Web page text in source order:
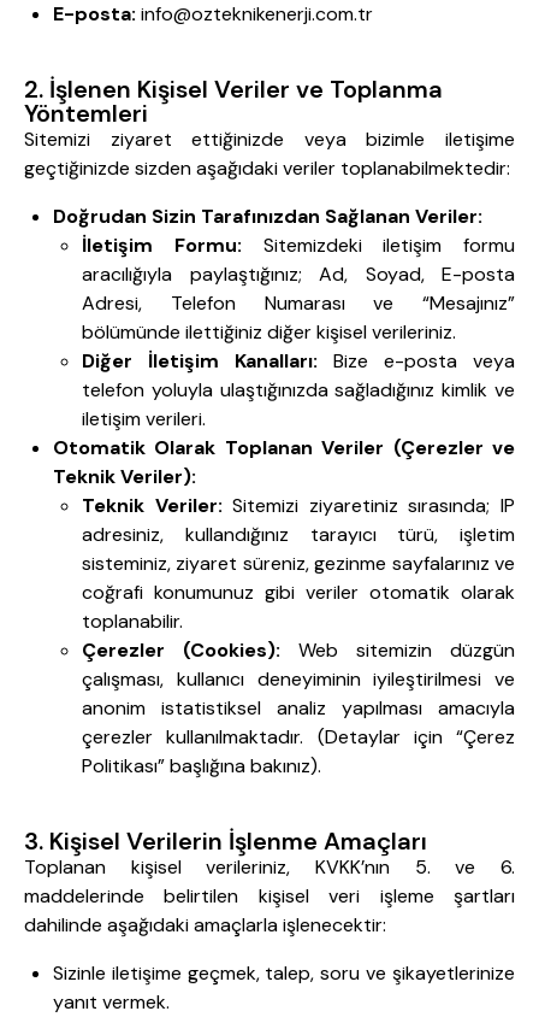
E-posta: info@ozteknikenerji.com.tr
2. İşlenen Kişisel Veriler ve Toplanma
Yöntemleri
Sitemizi ziyaret ettiğinizde veya bizimle iletişime
geçtiğinizde sizden aşağıdaki veriler toplanabilmektedir:
Doğrudan Sizin Tarafınızdan Sağlanan Veriler:
İletişim Formu: Sitemizdeki iletişim formu
aracılığıyla paylaştığınız; Ad, Soyad, E-posta
Adresi, Telefon Numarası ve “Mesajınız”
bölümünde ilettiğiniz diğer kişisel verileriniz.
Diğer İletişim Kanalları: Bize e-posta veya
telefon yoluyla ulaştığınızda sağladığınız kimlik ve
iletişim verileri.
Otomatik Olarak Toplanan Veriler (Çerezler ve
Teknik Veriler):
Teknik Veriler: Sitemizi ziyaretiniz sırasında; IP
adresiniz, kullandığınız tarayıcı türü, işletim
sisteminiz, ziyaret süreniz, gezinme sayfalarınız ve
coğrafi konumunuz gibi veriler otomatik olarak
toplanabilir.
Çerezler (Cookies): Web sitemizin düzgün
çalışması, kullanıcı deneyiminin iyileştirilmesi ve
anonim istatistiksel analiz yapılması amacıyla
çerezler kullanılmaktadır. (Detaylar için “Çerez
Politikası” başlığına bakınız).
3. Kişisel Verilerin İşlenme Amaçları
Toplanan kişisel verileriniz, KVKK’nın 5. ve 6.
maddelerinde belirtilen kişisel veri işleme şartları
dahilinde aşağıdaki amaçlarla işlenecektir:
Sizinle iletişime geçmek, talep, soru ve şikayetlerinize
yanıt vermek.